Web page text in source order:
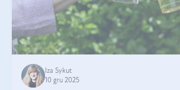
Iza Sykut
10 gru 2025